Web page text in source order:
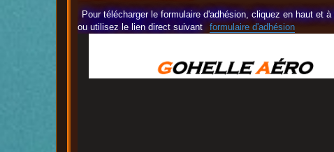
Pour télécharger le formulaire d'adhésion, cliquez en haut et
ou utilisez le lien direct suivant
formulaire d'adhésion